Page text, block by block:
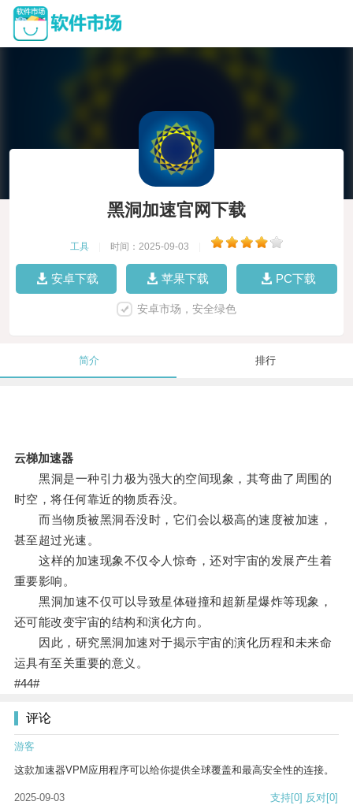
黑洞加速官网下载
工具 时间：2025-09-03
安卓下载 苹果下载 PC下载
安卓市场，安全绿色
简介 排行
云梯加速器
黑洞是一种引力极为强大的空间现象，其弯曲了周围的
时空，将任何靠近的物质吞没。
而当物质被黑洞吞没时，它们会以极高的速度被加速，
甚至超过光速。
这样的加速现象不仅令人惊奇，还对宇宙的发展产生着
重要影响。
黑洞加速不仅可以导致星体碰撞和超新星爆炸等现象，
还可能改变宇宙的结构和演化方向。
因此，研究黑洞加速对于揭示宇宙的演化历程和未来命
运具有至关重要的意义。
#44#
评论
游客
这款加速器VPM应用程序可以给你提供全球覆盖和最高安全性的连接。
2025-09-03 支持[0] 反对[0]